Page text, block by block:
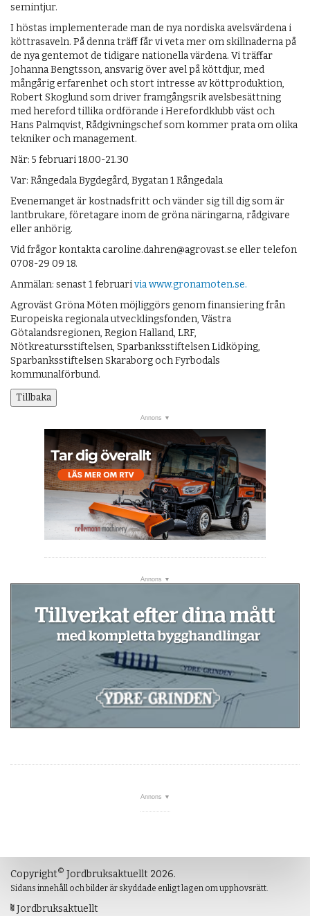
semintjur.
I höstas implementerade man de nya nordiska avelsvärdena i
köttrasaveln. På denna träff får vi veta mer om skillnaderna på
de nya gentemot de tidigare nationella värdena. Vi träffar
Johanna Bengtsson, ansvarig över avel på köttdjur, med
mångårig erfarenhet och stort intresse av köttproduktion,
Robert Skoglund som driver framgångsrik avelsbesättning
med hereford tillika ordförande i Herefordklubb väst och
Hans Palmqvist, Rådgivningschef som kommer prata om olika
tekniker och management.
När: 5 februari 18.00-21.30
Var: Rångedala Bygdegård, Bygatan 1 Rångedala
Evenemanget är kostnadsfritt och vänder sig till dig som är
lantbrukare, företagare inom de gröna näringarna, rådgivare
eller anhörig.
Vid frågor kontakta caroline.dahren@agrovast.se eller telefon
0708-29 09 18.
Anmälan: senast 1 februarivia www.gronamoten.se.
Agroväst Gröna Möten möjliggörs genom finansiering från
Europeiska regionala utvecklingsfonden, Västra
Götalandsregionen, Region Halland, LRF,
Nötkreatursstiftelsen, Sparbanksstiftelsen Lidköping,
Sparbanksstiftelsen Skaraborg och Fyrbodals
kommunalförbund.
Tillbaka
Copyright© Jordbruksaktuellt 2026.
Sidans innehåll och bilder är skyddade enligt lagen om upphovsrätt.
Jordbruksaktuellt